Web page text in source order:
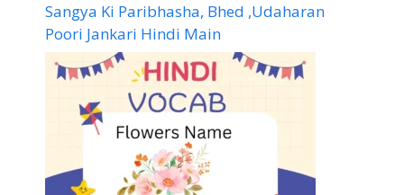
Sangya Ki Paribhasha, Bhed ,Udaharan
Poori Jankari Hindi Main